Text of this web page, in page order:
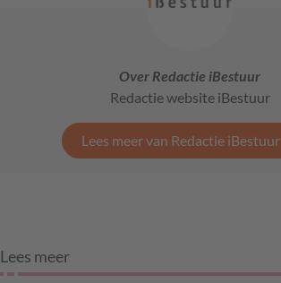
Over Redactie iBestuur
Redactie website iBestuur
Lees meer van Redactie iBestuur
Lees meer